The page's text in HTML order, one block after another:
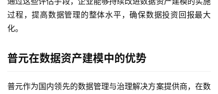
过程，提高数据管理的整体水平，确保数据投资回报最大
化。
普元在数据资产建模中的优势
普元作为国内领先的数据管理与治理解决方案提供商，在数